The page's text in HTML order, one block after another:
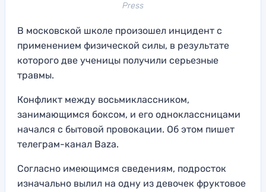
Press
В московской школе произошел инцидент с
применением физической силы, в результате
которого две ученицы получили серьезные
травмы.
Конфликт между восьмиклассником,
занимающимся боксом, и его одноклассницами
начался с бытовой провокации. Об этом пишет
телеграм-канал Baza.
Согласно имеющимся сведениям, подросток
изначально вылил на одну из девочек фруктовое